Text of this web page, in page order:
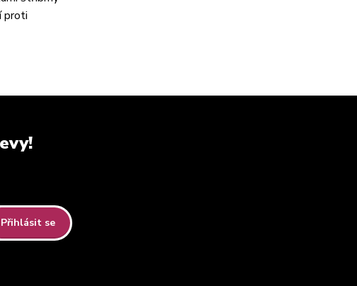
proti
Přihlásit se
newsletteru.